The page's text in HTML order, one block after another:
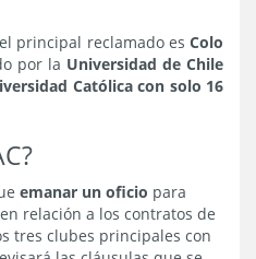
principal reclamado es Colo
por la Universidad de Chile
Católica con solo 16
emanar un oficio para
relación a los contratos de
tres clubes principales con